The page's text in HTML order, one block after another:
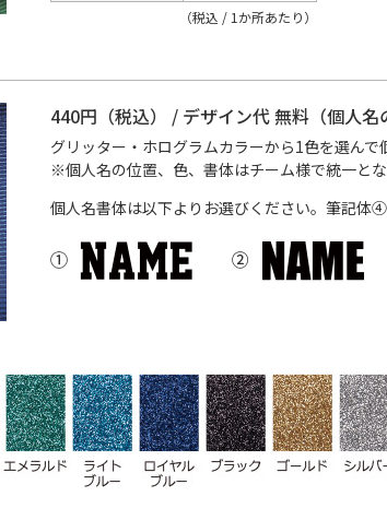
（税込 / 1か所あたり）
440円（税込） / デザイン代 無料（個人名
グリッター・ホログラムカラーから1色を選んで
※個人名の位置、色、書体はチーム様で統一とな
個人名書体は以下よりお選びください。筆記体